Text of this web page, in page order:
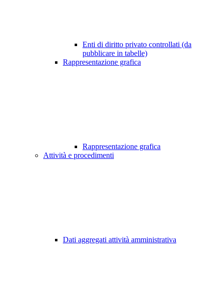
Enti di diritto privato controllati (da
pubblicare in tabelle)
Rappresentazione grafica
Rappresentazione grafica
Attività e procedimenti
Dati aggregati attività amministrativa